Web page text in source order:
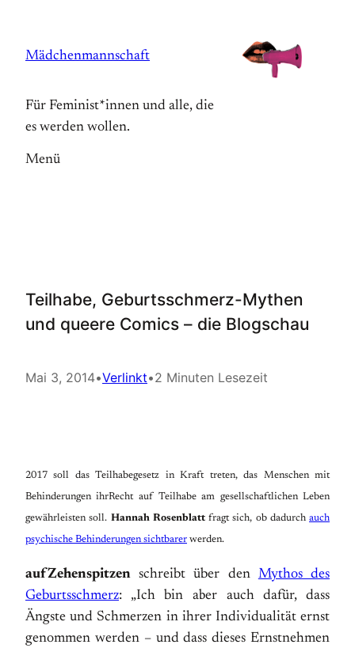
springen
Mädchenmannschaft
Für Feminist*innen und alle, die
es werden wollen.
Menü
Teilhabe, Geburtsschmerz-Mythen
und queere Comics – die Blogschau
Mai 3, 2014•Verlinkt•2 Minuten Lesezeit
2017 soll das Teilhabegesetz in Kraft treten,das Menschen mit
Behinderungen ihrRecht auf Teilhabe am gesellschaftlichen Leben
gewährleisten soll. Hannah Rosenblattfragt sich, ob dadurch auch
psychische Behinderungen sichtbarer werden.
aufZehenspitzen schreibt über den Mythos des
Geburtsschmerz: „Ich bin aber auch dafür, dass
Ängste und Schmerzen in ihrer Individualität ernst
genommen werden – und dass dieses Ernstnehmen